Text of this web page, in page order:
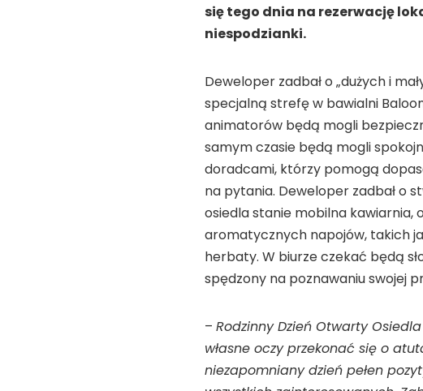
się tego dnia na rezerwację
niespodzianki.
Deweloper zadbał o „dużych i
specjalną strefę w bawialni
animatorów będą mogli
samym czasie będą mogli
doradcami, którzy pomogą
na pytania. Deweloper zadbał o
osiedla stanie mobilna kawiarnia,
aromatycznych napojów, takich
herbaty. W biurze czekać będą
spędzony na poznawaniu swojej
– Rodzinny Dzień Otwarty
własne oczy przekonać się o
niezapomniany dzień pełen